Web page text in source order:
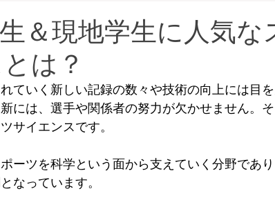
＆現地学生に人気な
は？
ていく新しい記録の数々や技術の向上には目
には、選手や関係者の努力が欠かせません。
サイエンスです。
ーツを科学という面から支えていく分野であ
なっています。